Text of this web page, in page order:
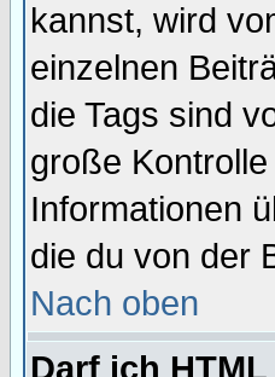
kannst, wird
einzelnen
die Tags sind
große
Informationen
die du von der
Nach oben
Darf ich